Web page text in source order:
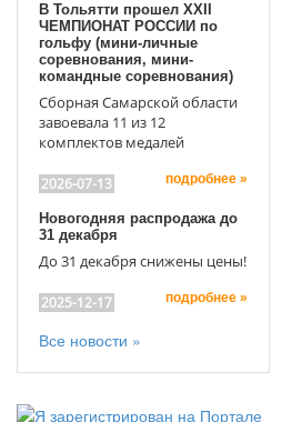
В Тольятти прошел XXII
ЧЕМПИОНАТ РОССИИ по
гольфу (мини-личные
соревнования, мини-
командные соревнования)
Сборная Самарской области
завоевала 11 из 12
комплектов медалей
2026-07-13 подробнее »
Новогодняя распродажа до
31 декабря
До 31 декабря снижены цены!
2025-12-17 подробнее »
Все новости »